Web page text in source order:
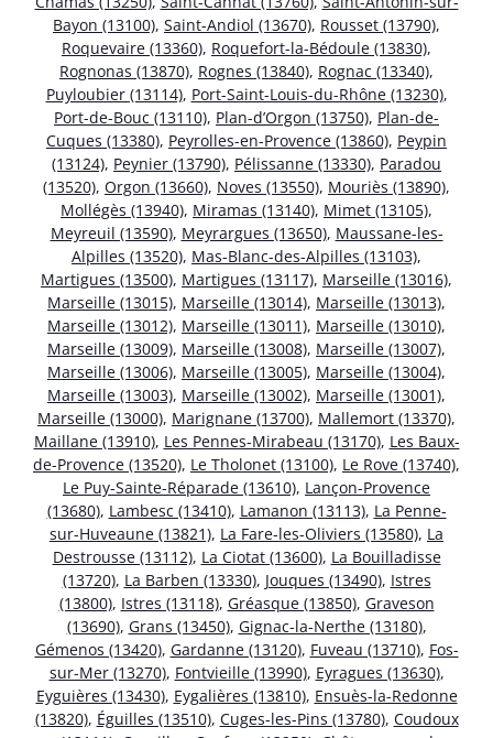
Bayon (13100), Saint-Andiol (13670), Rousset (13790),
Roquevaire (13360), Roquefort-la-Bédoule (13830),
Rognonas (13870), Rognes (13840), Rognac (13340),
Puyloubier (13114), Port-Saint-Louis-du-Rhône (13230),
Port-de-Bouc (13110), Plan-d’Orgon (13750), Plan-de-
Cuques (13380), Peyrolles-en-Provence (13860), Peypin
(13124), Peynier (13790), Pélissanne (13330), Paradou
(13520), Orgon (13660), Noves (13550), Mouriès (13890),
Mollégès (13940), Miramas (13140), Mimet (13105),
Meyreuil (13590), Meyrargues (13650), Maussane-les-
Alpilles (13520), Mas-Blanc-des-Alpilles (13103),
Martigues (13500), Martigues (13117), Marseille (13016),
Marseille (13015), Marseille (13014), Marseille (13013),
Marseille (13012), Marseille (13011), Marseille (13010),
Marseille (13009), Marseille (13008), Marseille (13007),
Marseille (13006), Marseille (13005), Marseille (13004),
Marseille (13003), Marseille (13002), Marseille (13001),
Marseille (13000), Marignane (13700), Mallemort (13370),
Maillane (13910), Les Pennes-Mirabeau (13170), Les Baux-
de-Provence (13520), Le Tholonet (13100), Le Rove (13740),
Le Puy-Sainte-Réparade (13610), Lançon-Provence
(13680), Lambesc (13410), Lamanon (13113), La Penne-
sur-Huveaune (13821), La Fare-les-Oliviers (13580), La
Destrousse (13112), La Ciotat (13600), La Bouilladisse
(13720), La Barben (13330), Jouques (13490), Istres
(13800), Istres (13118), Gréasque (13850), Graveson
(13690), Grans (13450), Gignac-la-Nerthe (13180),
Gémenos (13420), Gardanne (13120), Fuveau (13710), Fos-
sur-Mer (13270), Fontvieille (13990), Eyragues (13630),
Eyguières (13430), Eygalières (13810), Ensuès-la-Redonne
(13820), Éguilles (13510), Cuges-les-Pins (13780), Coudoux